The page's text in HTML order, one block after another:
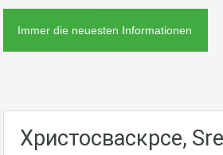
Immer die neuesten Informationen
Христосваскрсe,